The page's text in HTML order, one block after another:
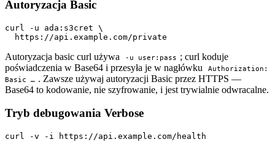
Autoryzacja Basic
curl -u ada:s3cret \
  https://api.example.com/private
Autoryzacja basic curl używa -u user:pass ; curl koduje
poświadczenia w Base64 i przesyła je w nagłówku
Authorization:
Basic … . Zawsze używaj autoryzacji Basic przez HTTPS —
Base64 to kodowanie, nie szyfrowanie, i jest trywialnie odwracalne.
Tryb debugowania Verbose
curl -v -i https://api.example.com/health